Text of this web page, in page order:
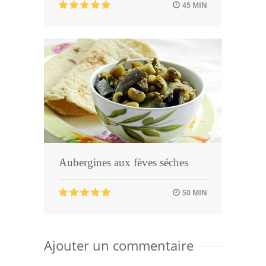
45 MIN
Aubergines aux fèves séches
50 MIN
Ajouter un commentaire